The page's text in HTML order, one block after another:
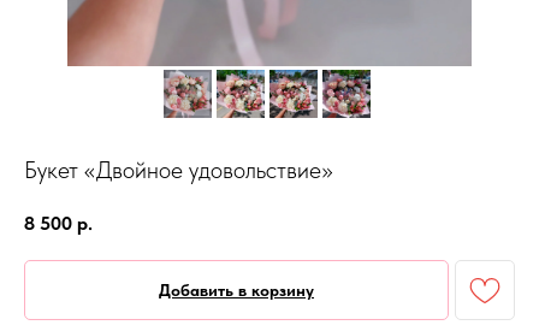
Букет «Двойное удовольствие»
8 500 р.
Добавить в корзину